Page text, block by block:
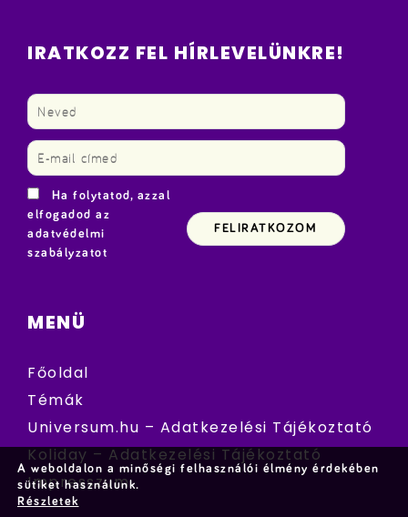
IRATKOZZ FEL HÍRLEVELÜNKRE!
Ha folytatod, azzal
elfogadod az
adatvédelmi
szabályzatot
MENÜ
Főoldal
Témák
Universum.hu – Adatkezelési Tájékoztató
Koliday – Adatkezelési Tájékoztató
Impresszum
A weboldalon a minőségi felhasználói élmény érdekében
sütiket használunk.
Részletek